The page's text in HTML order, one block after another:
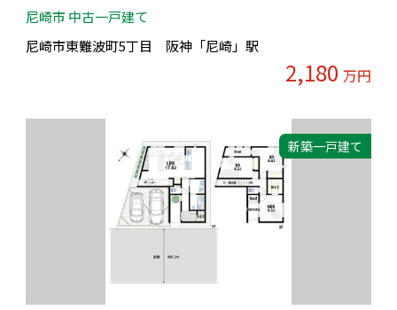
尼崎市 中古一戸建て
尼崎市東難波町5丁目 阪神「尼崎」駅
2,180 万円
新築一戸建て